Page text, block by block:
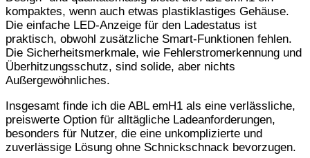
kompaktes, wenn auch etwas plastiklastiges Gehäuse.
Die einfache LED-Anzeige für den Ladestatus ist
praktisch, obwohl zusätzliche Smart-Funktionen fehlen.
Die Sicherheitsmerkmale, wie Fehlerstromerkennung und
Überhitzungsschutz, sind solide, aber nichts
Außergewöhnliches.
Insgesamt finde ich die ABL emH1 als eine verlässliche,
preiswerte Option für alltägliche Ladeanforderungen,
besonders für Nutzer, die eine unkomplizierte und
zuverlässige Lösung ohne Schnickschnack bevorzugen.